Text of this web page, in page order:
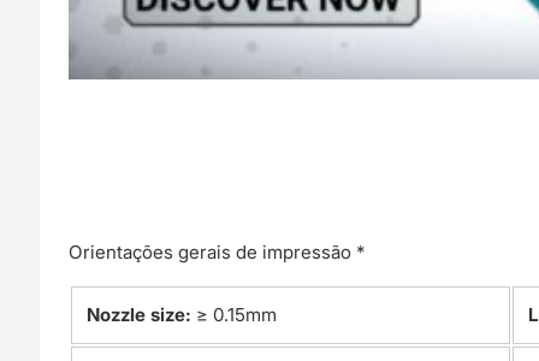
Orientações gerais de impressão *
Nozzle size: ≥ 0.15mm